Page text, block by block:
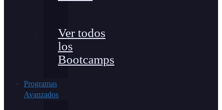
Ver todos
los
Bootcamps
Programas
Avanzados